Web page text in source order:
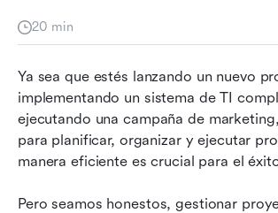
20 min
Ya sea que estés lanzando un nuevo
implementando un sistema de TI
ejecutando una campaña de
para planificar, organizar y ejecutar
manera eficiente es crucial para el
Pero seamos honestos, gestionar
10. Google Sheets: Plantilla de
Smartsheet)
Elementos esenciales en un tablero
de proyectos exitoso
Indicadores clave de desempeño